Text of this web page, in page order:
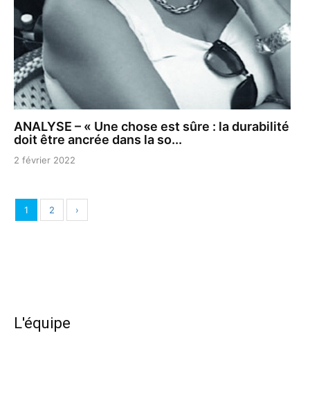
ANALYSE – « Une chose est sûre : la durabilité
doit être ancrée dans la so...
2 février 2022
1 2 ›
L'équipe